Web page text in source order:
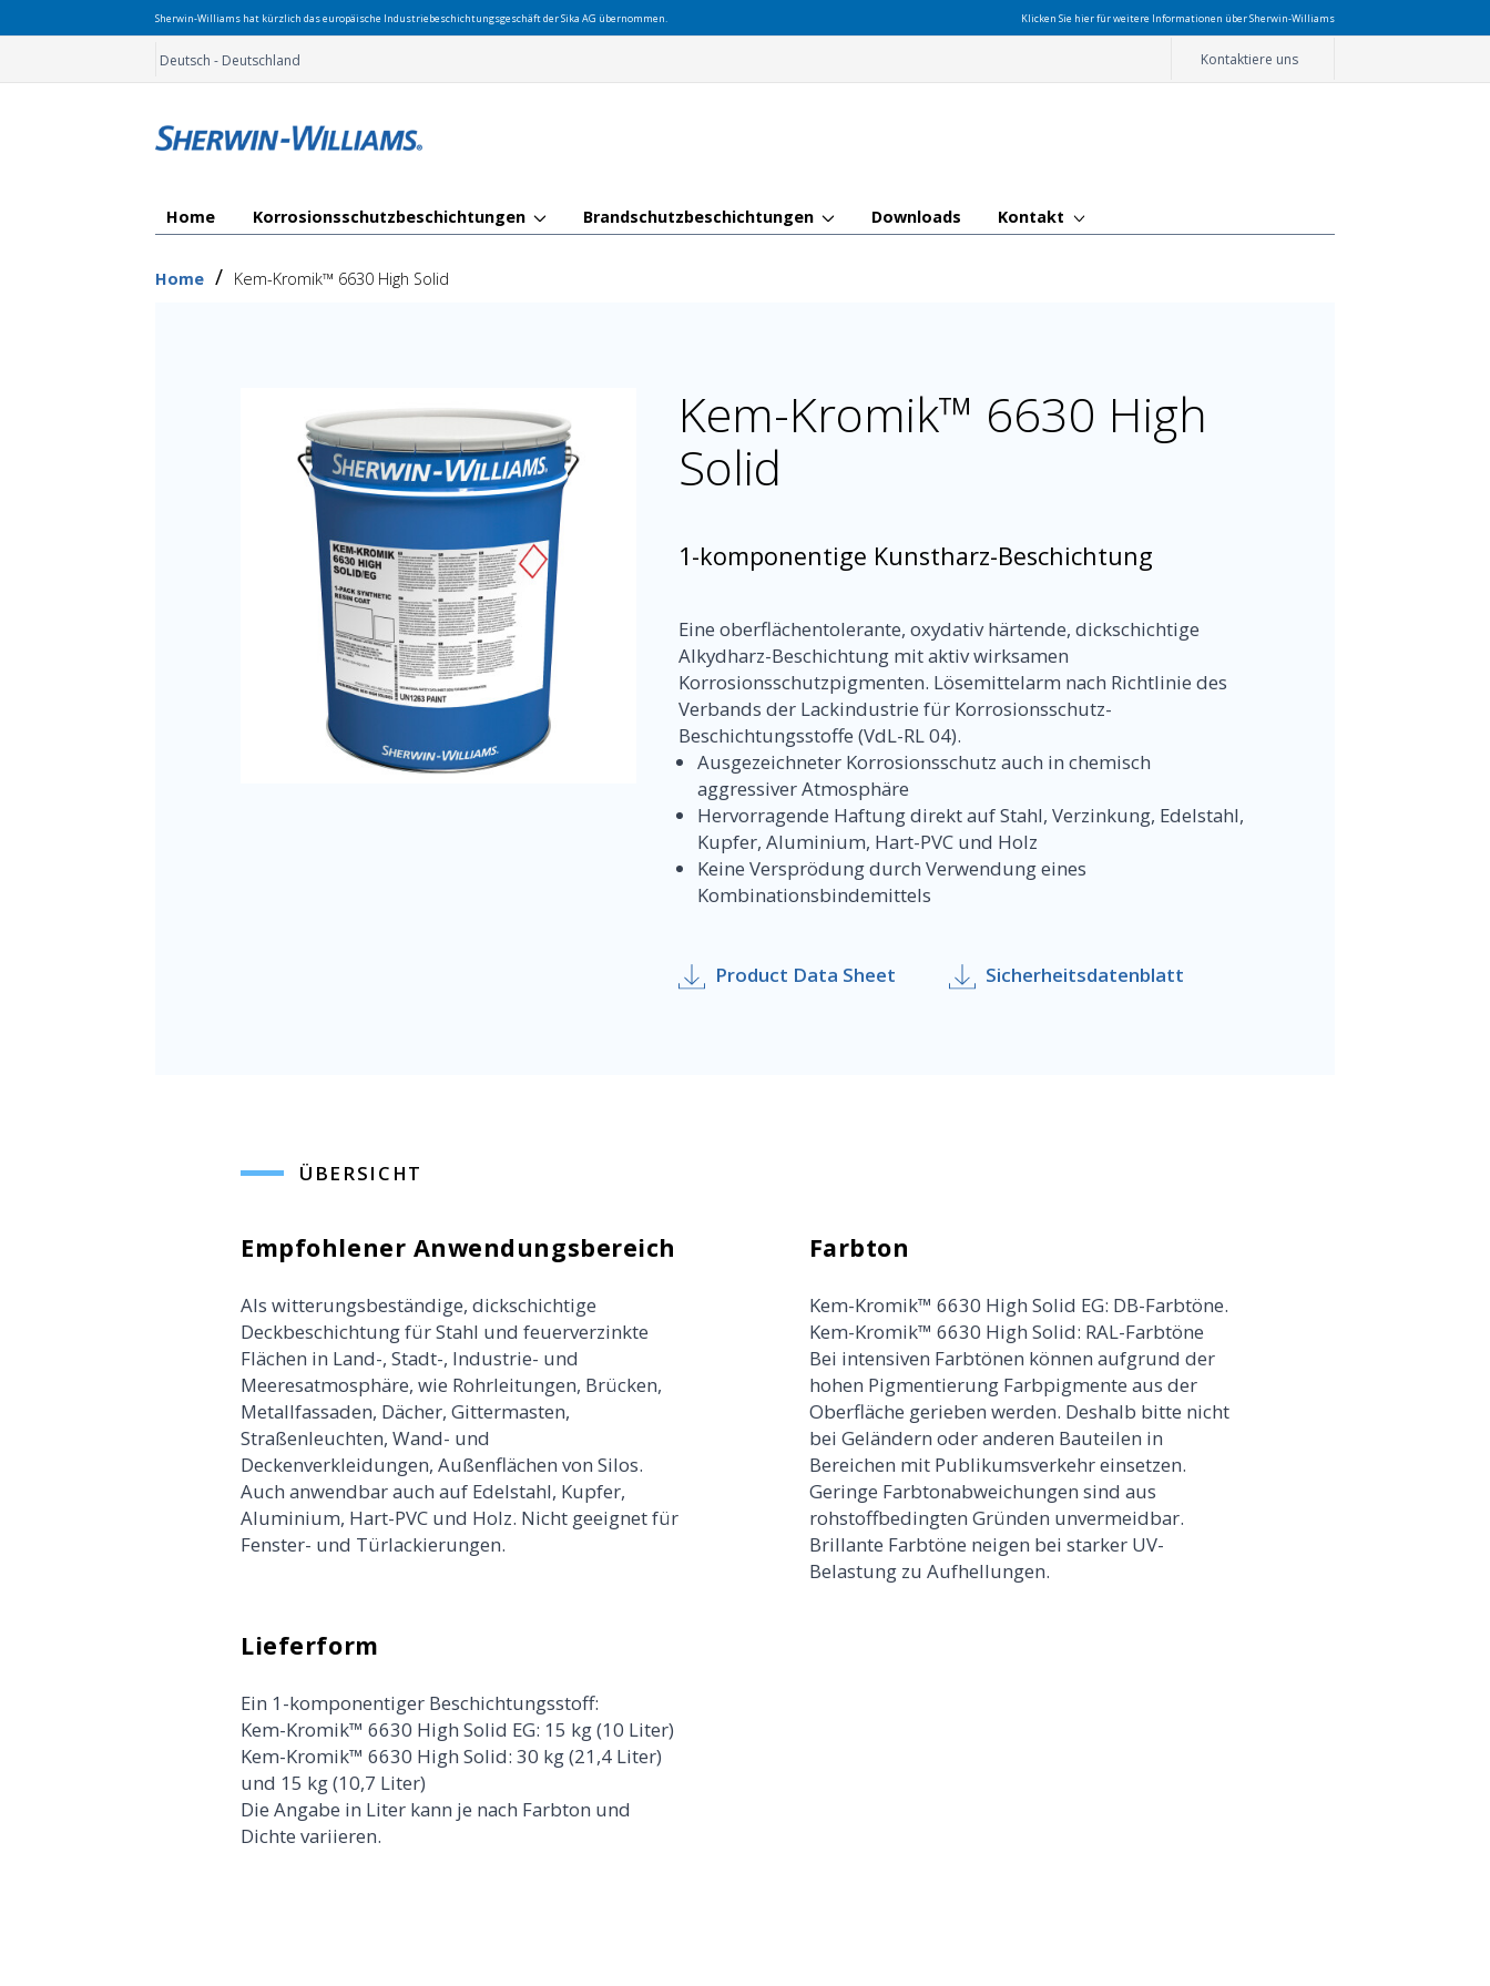
Sherwin-Williams hat kürzlich das europäische Industriebeschichtungsgeschäft der Sika AG übernommen. Klicken Sie hier für weitere Informationen über Sherwin-Williams
Deutsch - Deutschland Kontaktiere uns
Home Korrosionsschutzbeschichtungen Brandschutzbeschichtungen Downloads Kontakt
Home / Kem-Kromik™ 6630 High Solid
Kem-Kromik™ 6630 High
Solid
1-komponentige Kunstharz-Beschichtung
Eine oberflächentolerante, oxydativ härtende, dickschichtige
Alkydharz-Beschichtung mit aktiv wirksamen
Korrosionsschutzpigmenten. Lösemittelarm nach Richtlinie des
Verbands der Lackindustrie für Korrosionsschutz-
Beschichtungsstoffe (VdL-RL 04).
Ausgezeichneter Korrosionsschutz auch in chemisch
aggressiver Atmosphäre
Hervorragende Haftung direkt auf Stahl, Verzinkung, Edelstahl,
Kupfer, Aluminium, Hart-PVC und Holz
Keine Versprödung durch Verwendung eines
Kombinationsbindemittels
Product Data Sheet Sicherheitsdatenblatt
ÜBERSICHT
Empfohlener Anwendungsbereich
Als witterungsbeständige, dickschichtige
Deckbeschichtung für Stahl und feuerverzinkte
Flächen in Land-, Stadt-, Industrie- und
Meeresatmosphäre, wie Rohrleitungen, Brücken,
Metallfassaden, Dächer, Gittermasten,
Straßenleuchten, Wand- und
Deckenverkleidungen, Außenflächen von Silos.
Auch anwendbar auch auf Edelstahl, Kupfer,
Aluminium, Hart-PVC und Holz. Nicht geeignet für
Fenster- und Türlackierungen.
Farbton
Kem-Kromik™ 6630 High Solid EG: DB-Farbtöne.
Kem-Kromik™ 6630 High Solid: RAL-Farbtöne
Bei intensiven Farbtönen können aufgrund der
hohen Pigmentierung Farbpigmente aus der
Oberfläche gerieben werden. Deshalb bitte nicht
bei Geländern oder anderen Bauteilen in
Bereichen mit Publikumsverkehr einsetzen.
Geringe Farbtonabweichungen sind aus
rohstoffbedingten Gründen unvermeidbar.
Brillante Farbtöne neigen bei starker UV-
Belastung zu Aufhellungen.
Lieferform
Ein 1-komponentiger Beschichtungsstoff:
Kem-Kromik™ 6630 High Solid EG: 15 kg (10 Liter)
Kem-Kromik™ 6630 High Solid: 30 kg (21,4 Liter)
und 15 kg (10,7 Liter)
Die Angabe in Liter kann je nach Farbton und
Dichte variieren.